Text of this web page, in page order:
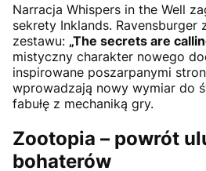
Narracja Whispers in the Well
sekrety Inklands. Ravensburger
zestawu: „The secrets are
mistyczny charakter nowego
inspirowane poszarpanymi
wprowadzają nowy wymiar do
fabułę z mechaniką gry.
Zootopia – powrót
bohaterów